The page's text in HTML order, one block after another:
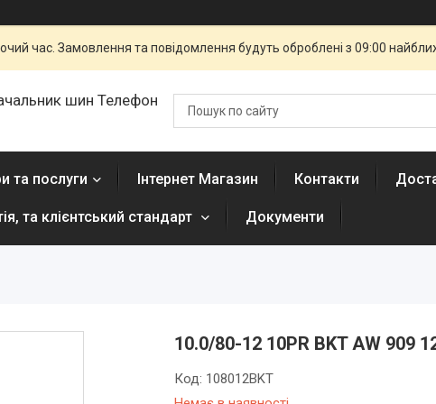
час. Замовлення та повідомлення будуть оброблені з 09:00
шин Телефон
та послуги Інтернет Магазин Контакти
та клієнтський стандарт Документи
10.0/80-12 10PR BKT AW 909
Код: 108012BKT